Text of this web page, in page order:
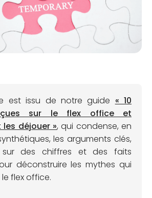
est issu de notre guide « 10
sur le flex office et
déjouer », qui condense, en
les arguments clés,
sur des chiffres et des faits
déconstruire les mythes qui
flex office.